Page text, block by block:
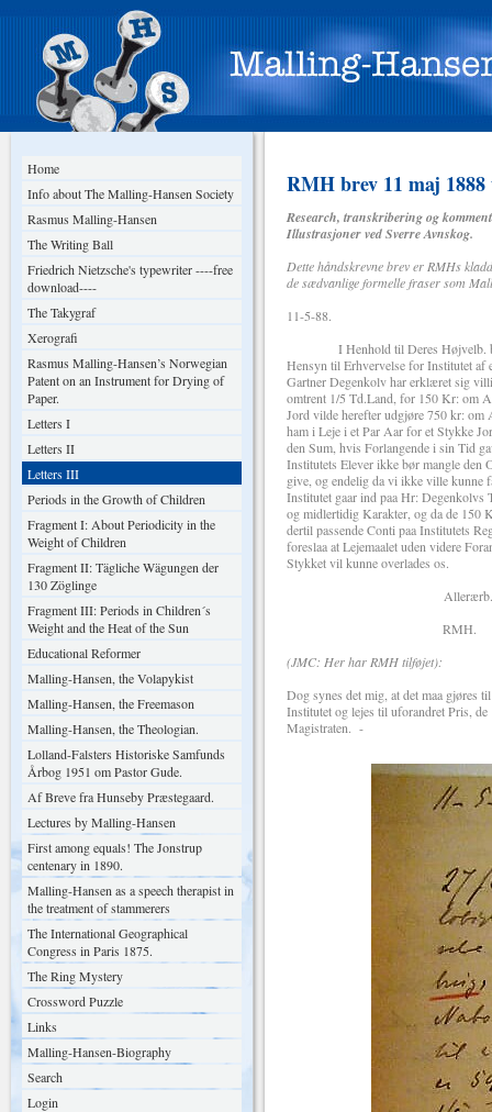
Home
Info about The Malling-Hansen Society
Rasmus Malling-Hansen
The Writing Ball
Friedrich Nietzsche's typewriter ----free
download----
The Takygraf
Xerografi
Rasmus Malling-Hansen’s Norwegian
Patent on an Instrument for Drying of
Paper.
Letters I
Letters II
Letters III
Periods in the Growth of Children
Fragment I: About Periodicity in the
Weight of Children
Fragment II: Tägliche Wägungen der
130 Zöglinge
Fragment III: Periods in Children´s
Weight and the Heat of the Sun
Educational Reformer
Malling-Hansen, the Volapykist
Malling-Hansen, the Freemason
Malling-Hansen, the Theologian.
Lolland-Falsters Historiske Samfunds
Årbog 1951 om Pastor Gude.
Af Breve fra Hunseby Præstegaard.
Lectures by Malling-Hansen
First among equals! The Jonstrup
centenary in 1890.
Malling-Hansen as a speech therapist in
the treatment of stammerers
The International Geographical
Congress in Paris 1875.
The Ring Mystery
Crossword Puzzle
Links
Malling-Hansen-Biography
Search
Login
RMH brev 11 maj
Research, transkribering og
Illustrasjoner ved Sverre Avnskog.
Dette håndskrevne brev er RMHs
de sædvanlige formelle fraser som
11-5-88.
I Henhold til Deres Højvelb. brev
Hensyn til Erhvervelse for Institutet
Gartner Degenkolv har erklæret sig
omtrent 1/5 Td.Land, for 150 Kr: om
Jord vilde herefter udgjøre 750 kr: om
ham i Leje i et Par Aar for et Stykke
den Sum, hvis Forlangende i sin Tid
Institutets Elever ikke bør mangle
give, og endelig da vi ikke ville kunne
Institutet gaar ind paa Hr:
og midlertidig Karakter, og da de 150
dertil passende Conti paa Institutets
foreslaa at Lejemaalet uden videre
Stykket vil kunne overlades os.
Allerærb.
RMH.
(JMC: Her har RMH tilføjet):
Dog synes det mig, at det maa gjøres
Institutet og lejes til uforandret Pris,
Magistraten. -